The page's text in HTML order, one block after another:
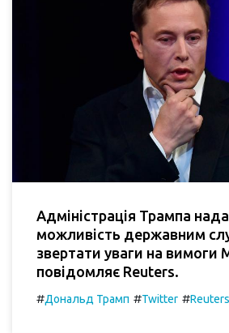
Адміністрація Трампа
можливість державним
звертати уваги на вимоги
повідомляє Reuters.
#Дональд Трамп #Twitter #Reuters